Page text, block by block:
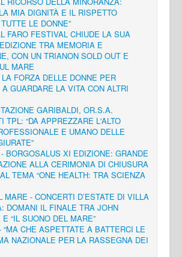
MIA DIGNITÀ E IL RISPETTO
LE DONNE”
FARO FESTIVAL CHIUDE LA SUA
TRA MEMORIA E
CON UN TRIANON SOLD OUT E
MARE
FORZA DELLE DONNE PER
GUARDARE LA VITA CON ALTRI
GARIBALDI, OR.S.A.
TPL: “DA APPREZZARE L'ALTO
E UMANO DELLE
BORGOSALUS XI EDIZIONE: GRANDE
ALLA CERIMONIA DI CHIUSURA
TEMA “ONE HEALTH: TRA SCIENZA
MARE - CONCERTI D’ESTATE DI VILLA
DOMANI IL FINALE TRA JOHN
“IL SUONO DEL MARE”
“MA CHE ASPETTATE A BATTERCI LE
NAZIONALE PER LA RASSEGNA DEI